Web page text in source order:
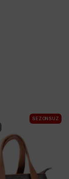
SEZONSUZ